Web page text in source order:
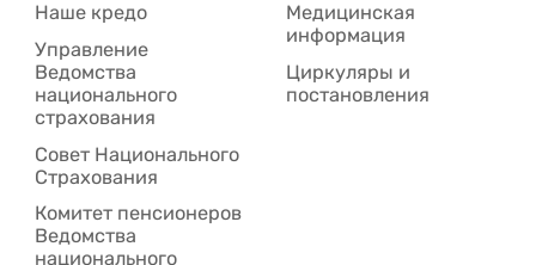
Наше кредо
Управление
Ведомства
национального
страхования
Совет Национального
Cтрахования
Комитет пенсионеров
Ведомства
национального
Медицинская
информация
Циркуляры и
постановления